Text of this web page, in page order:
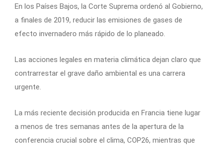
En los Países Bajos, la Corte Suprema ordenó al Gobierno,
a finales de 2019, reducir las emisiones de gases de
efecto invernadero más rápido de lo planeado.
Las acciones legales en materia climática dejan claro que
contrarrestar el grave daño ambiental es una carrera
urgente.
La más reciente decisión producida en Francia tiene lugar
a menos de tres semanas antes de la apertura de la
conferencia crucial sobre el clima, COP26, mientras que